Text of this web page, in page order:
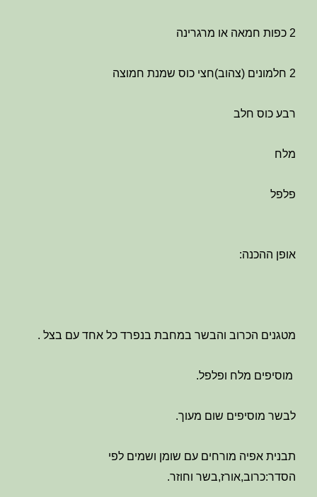
2 כפות חמאה או מרגרינה
2 חלמונים (צהוב)חצי כוס שמנת חמוצה
רבע כוס חלב
מלח
פלפל
אופן ההכנה:
מטגנים הכרוב והבשר במחבת בנפרד כל אחד עם בצל .
מוסיפים מלח ופלפל.
לבשר מוסיפים שום מעוך.
תבנית אפיה מורחים עם שומן ושמים לפי
הסדר:כרוב,אורז,בשר וחוזר.